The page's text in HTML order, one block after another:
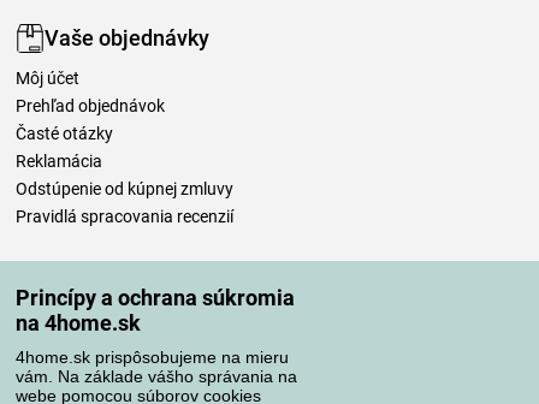
Princípy a ochrana súkromia
na 4home.sk
4home.sk prispôsobujeme na mieru
vám. Na základe vášho správania na
webe pomocou súborov cookies
Vaše objednávky
Môj účet
Prehľad objednávok
Časté otázky
Reklamácia
Odstúpenie od kúpnej zmluvy
Pravidlá spracovania recenzií
Spôsoby platby